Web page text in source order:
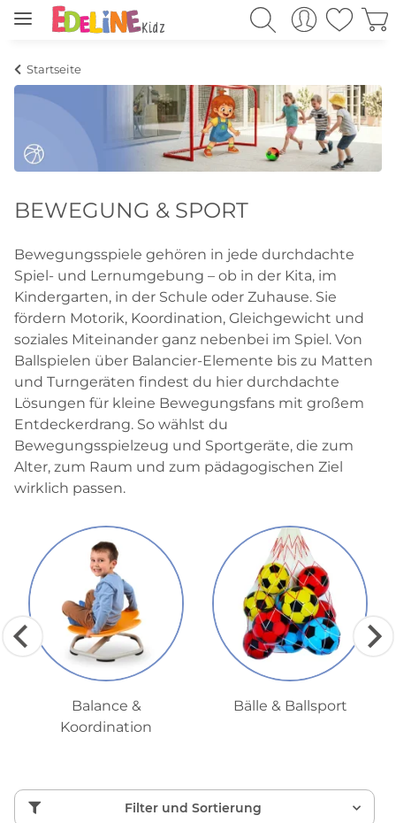
Startseite
BEWEGUNG & SPORT
Bewegungsspiele gehören in jede durchdachte
Spiel- und Lernumgebung – ob in der Kita, im
Kindergarten, in der Schule oder Zuhause. Sie
fördern Motorik, Koordination, Gleichgewicht und
soziales Miteinander ganz nebenbei im Spiel. Von
Ballspielen über Balancier-Elemente bis zu Matten
und Turngeräten findest du hier durchdachte
Lösungen für kleine Bewegungsfans mit großem
Entdeckerdrang. So wählst du
Bewegungsspielzeug und Sportgeräte, die zum
Alter, zum Raum und zum pädagogischen Ziel
wirklich passen.
Balance &
Koordination
Bälle & Ballsport
Filter und Sortierung